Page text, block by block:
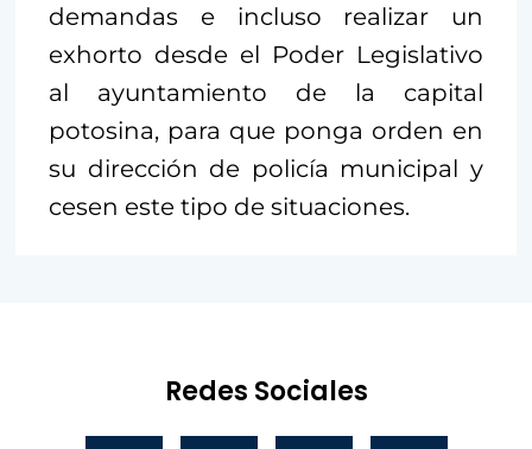
demandas e incluso realizar un
exhorto desde el Poder Legislativo
al ayuntamiento de la capital
potosina, para que ponga orden en
su dirección de policía municipal y
cesen este tipo de situaciones.
Redes Sociales